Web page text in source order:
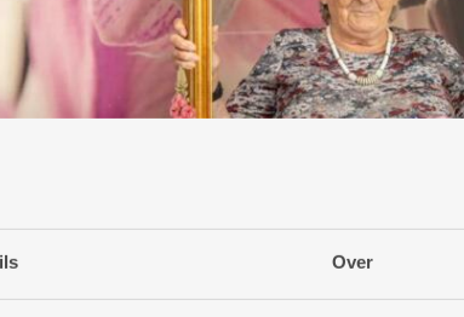
Over